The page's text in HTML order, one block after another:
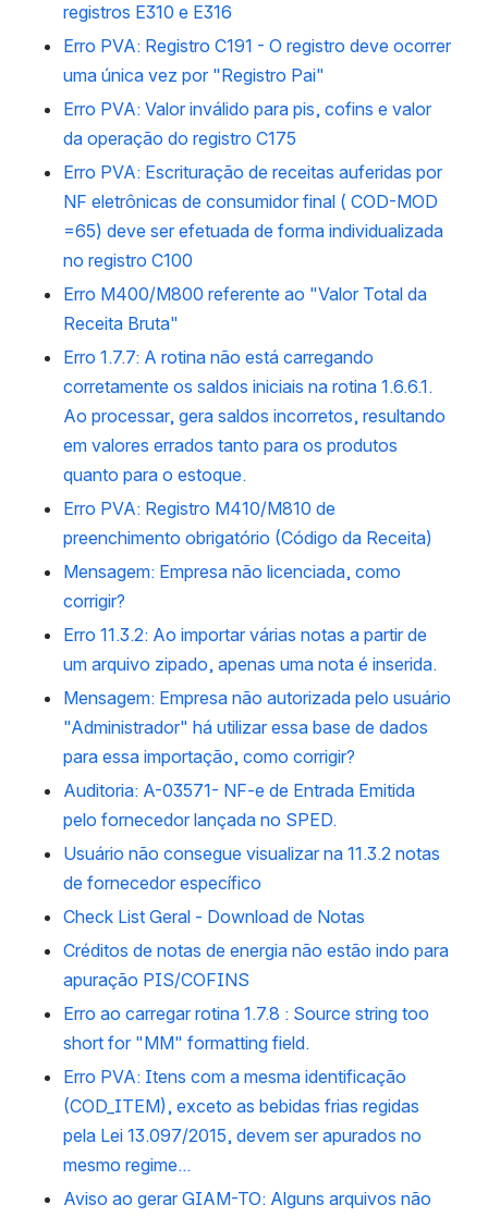
registros E310 e E316
Erro PVA: Registro C191 - O registro deve ocorrer
uma única vez por "Registro Pai"
Erro PVA: Valor inválido para pis, cofins e valor
da operação do registro C175
Erro PVA: Escrituração de receitas auferidas por
NF eletrônicas de consumidor final ( COD-MOD
=65) deve ser efetuada de forma individualizada
no registro C100
Erro M400/M800 referente ao "Valor Total da
Receita Bruta"
Erro 1.7.7: A rotina não está carregando
corretamente os saldos iniciais na rotina 1.6.6.1.
Ao processar, gera saldos incorretos, resultando
em valores errados tanto para os produtos
quanto para o estoque.
Erro PVA: Registro M410/M810 de
preenchimento obrigatório (Código da Receita)
Mensagem: Empresa não licenciada, como
corrigir?
Erro 11.3.2: Ao importar várias notas a partir de
um arquivo zipado, apenas uma nota é inserida.
Mensagem: Empresa não autorizada pelo usuário
"Administrador" há utilizar essa base de dados
para essa importação, como corrigir?
Auditoria: A-03571- NF-e de Entrada Emitida
pelo fornecedor lançada no SPED.
Usuário não consegue visualizar na 11.3.2 notas
de fornecedor específico
Check List Geral - Download de Notas
Créditos de notas de energia não estão indo para
apuração PIS/COFINS
Erro ao carregar rotina 1.7.8 : Source string too
short for "MM" formatting field.
Erro PVA: Itens com a mesma identificação
(COD_ITEM), exceto as bebidas frias regidas
pela Lei 13.097/2015, devem ser apurados no
mesmo regime...
Aviso ao gerar GIAM-TO: Alguns arquivos não